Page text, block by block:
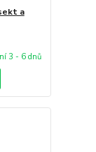
a
3 - 6 dnů